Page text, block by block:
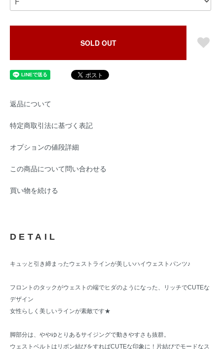
SOLD OUT
返品について
特定商取引法に基づく表記
オプションの値段詳細
この商品について問い合わせる
買い物を続ける
DETAIL
キュッと引き締まったウェストラインが美しいハイウェストパンツ♪
フロントのタックがウェストの端でヒダのようになった、リッチでCUTEな
デザイン
女性らしく美しいラインが素敵です★
脚部分は、ややゆとりあるサイジングで動きやすさも抜群。
ウェストベルトはリボン結びをすればCUTEな印象に！片結びでモードなス